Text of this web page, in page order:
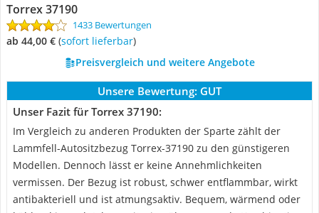
Torrex 37190
1433 Bewertungen
ab 44,00 € ( Sofort lieferbar)
Preisvergleich und weitere Angebote
Unsere Bewertung: GUT
Unser Fazit für Torrex 37190:
Im Vergleich zu anderen Produkten der Sparte zählt der
Lammfell-Autositzbezug Torrex-37190 zu den günstigeren
Modellen. Dennoch lässt er keine Annehmlichkeiten
vermissen. Der Bezug ist robust, schwer entflammbar, wirkt
antibakteriell und ist atmungsaktiv. Bequem, wärmend oder